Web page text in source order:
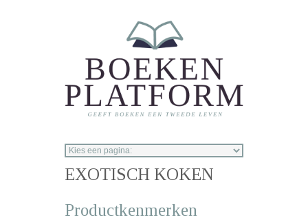
EXOTISCH KOKEN
Productkenmerken